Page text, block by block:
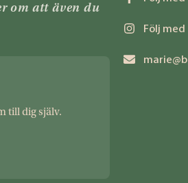
om att även du
till dig själv.
Följ